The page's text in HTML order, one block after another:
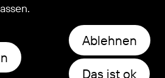
und Autismus
Ablehnen
Das ist ok